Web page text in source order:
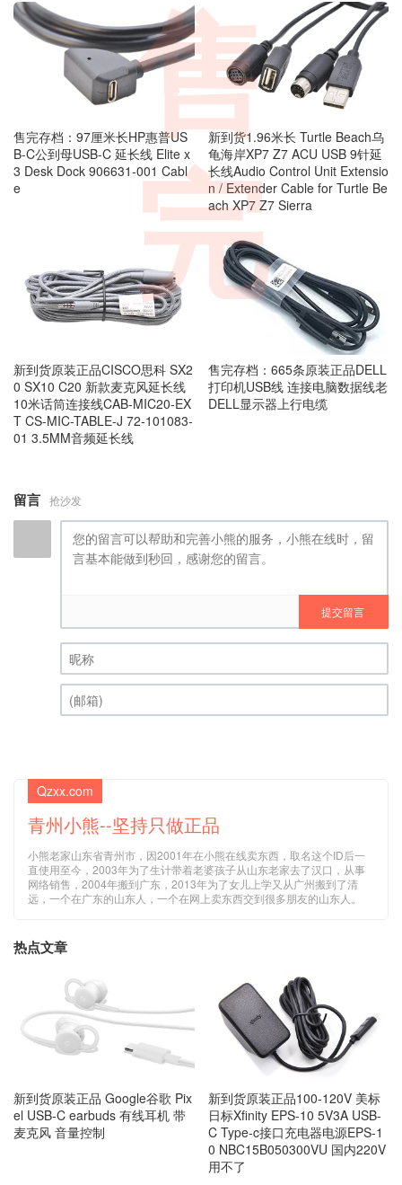
售完存档：97厘米长HP惠普US
B-C公到母USB-C 延长线 Elite x
3 Desk Dock 906631-001 Cabl
e
新到货1.96米长 Turtle Beach乌
龟海岸XP7 Z7 ACU USB 9针延
长线Audio Control Unit Extensio
n / Extender Cable for Turtle Be
ach XP7 Z7 Sierra
新到货原装正品CISCO思科 SX2
0 SX10 C20 新款麦克风延长线
10米话筒连接线CAB-MIC20-EX
T CS-MIC-TABLE-J 72-101083-
01 3.5MM音频延长线
售完存档：665条原装正品DELL
打印机USB线 连接电脑数据线老
DELL显示器上行电缆
留言 抢沙发
提交留言
昵称 (必填)
Qzxx.com
青州小熊--坚持只做正品
小熊老家山东省青州市，因2001年在小熊在线卖东西，取名这个ID后一
直使用至今，2003年为了生计带着老婆孩子从山东老家去了汉口，从事
网络销售，2004年搬到广东，2013年为了女儿上学又从广州搬到了清
远，一个在广东的山东人，一个在网上卖东西交到很多朋友的山东人。
热点文章
新到货原装正品 Google谷歌 Pix
el USB-C earbuds 有线耳机 带
麦克风 音量控制
新到货原装正品100-120V 美标
日标Xfinity EPS-10 5V3A USB-
C Type-c接口充电器电源EPS-1
0 NBC15B050300VU 国内220V
用不了
售
完